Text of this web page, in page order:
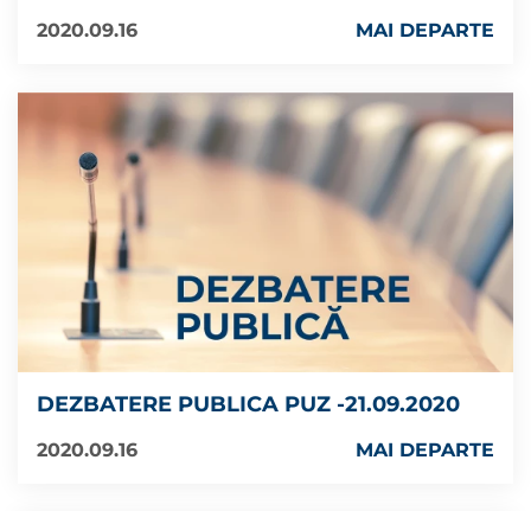
2020.09.16 MAI DEPARTE
DEZBATERE PUBLICA PUZ -21.09.2020
2020.09.16 MAI DEPARTE